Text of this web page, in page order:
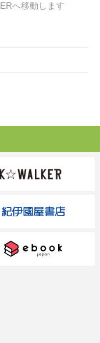
へ移動します